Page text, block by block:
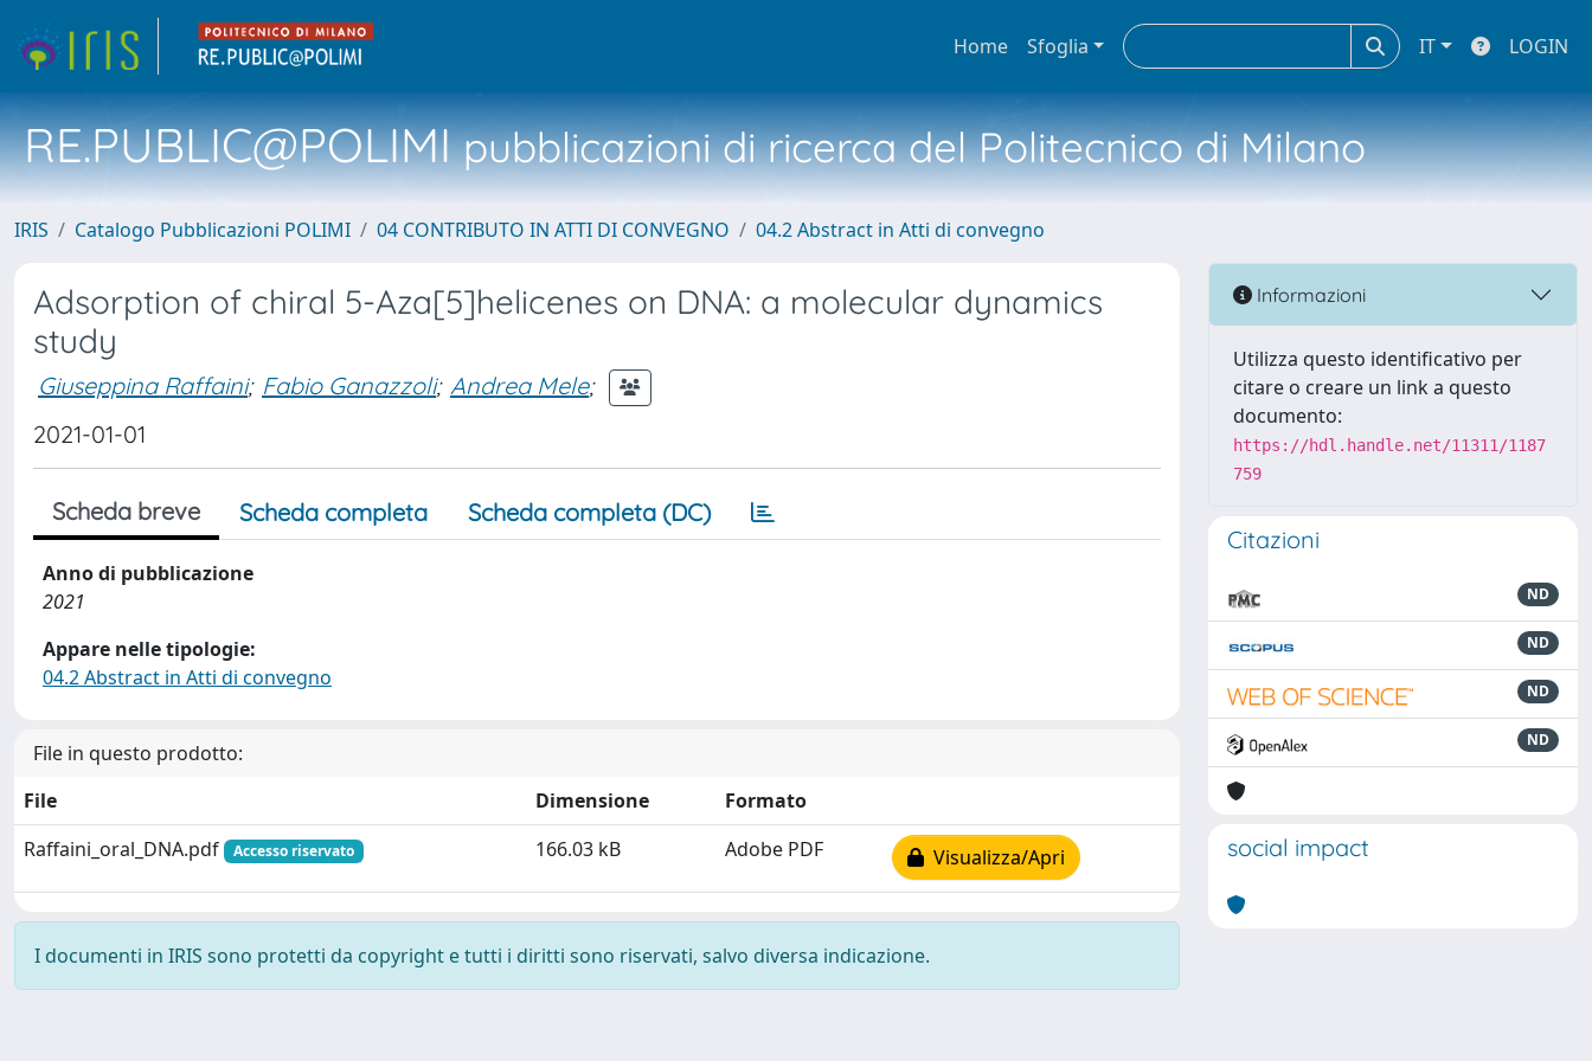
Home Sfoglia IT LOGIN
RE.PUBLIC@POLIMIpubblicazioni di ricerca del Politecnico di Milano
IRIS Catalogo Pubblicazioni POLIMI 04 CONTRIBUTO IN ATTI DI CONVEGNO 04.2 Abstract in Atti di convegno
Adsorption of chiral 5-Aza[5]helicenes on DNA: a molecular dynamics
study
Giuseppina Raffaini; Fabio Ganazzoli; Andrea Mele;
2021-01-01
Scheda breve Scheda completa Scheda completa (DC)
Anno di pubblicazione
2021
Appare nelle tipologie:
04.2 Abstract in Atti di convegno
File in questo prodotto:
File
Dimensione
Formato
Raffaini_oral_DNA.pdf
Accesso riservato 166.03 kB Adobe PDF Visualizza/Apri
I documenti in IRIS sono protetti da copyright e tutti i diritti sono riservati, salvo diversa indicazione.
Informazioni
Utilizza questo identificativo per
citare o creare un link a questo
documento:
https://hdl.handle.net/11311/1187
759
Citazioni
ND
ND
ND
ND
social impact